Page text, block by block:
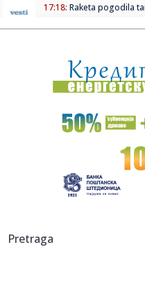
17:18: Raketa pogodila
17:12:Dvejn Džonson se
17:11:TORES NA
se i cif...
Memorandum
16:59:Uprkos
Pretraga